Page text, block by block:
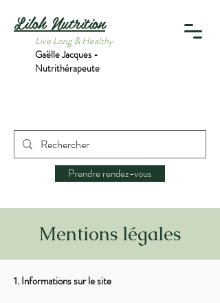
Liloh Nutrition
Live Long & Healthy
Gaëlle Jacques -
Nutrithérapeute
Prendre rendez-vous
Mentions légales
1. Informations sur le site